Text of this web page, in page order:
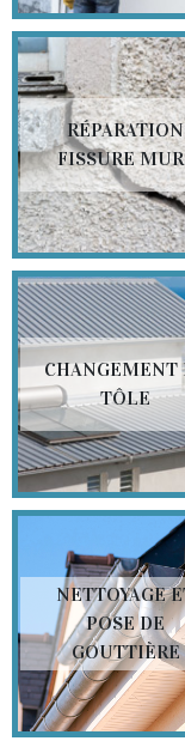
RÉPARATION
FISSURE
CHANGEMENT
TÔLE
NETTOYAGE
POSE DE
GOUTTIÈRE